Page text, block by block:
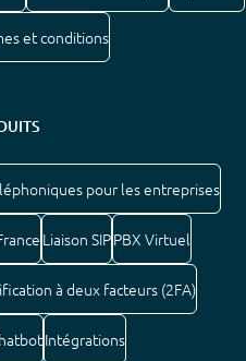
et conditions
pour les entreprises
Liaison SIPPBX Virtuel
à deux facteurs (2FA)
Intégrations